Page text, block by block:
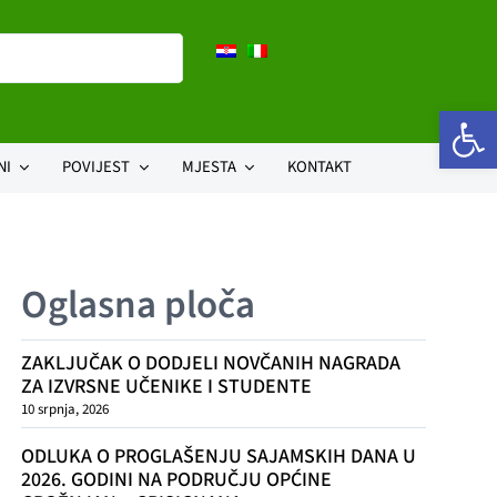
obrasci
s javnošću
informacijama
osobnih podataka
za
POVIJEST
MJESTA
Martinčići
Parenzana
Vrnjak Završje
KONTAKT
Oglasna ploča
ZAKLJUČAK O DODJELI NOVČANIH NAGRADA
ZA IZVRSNE UČENIKE I STUDENTE
10 srpnja, 2026
ODLUKA O PROGLAŠENJU SAJAMSKIH DANA U
2026. GODINI NA PODRUČJU OPĆINE